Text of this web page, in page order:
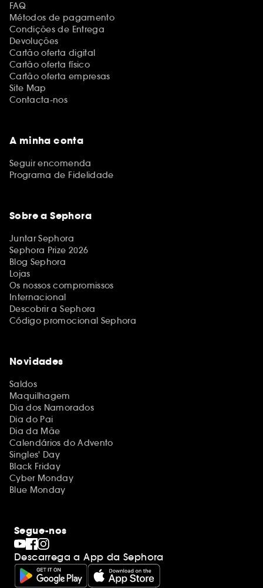
FAQ
Métodos de pagamento
Condições de Entrega
Devoluções
Cartão oferta digital
Cartão oferta físico
Cartão oferta empresas
Site Map
Contacta-nos
A minha conta
Seguir encomenda
Programa de Fidelidade
Sobre a Sephora
Juntar Sephora
Sephora Prize 2026
Blog Sephora
Lojas
Os nossos compromissos
Internacional
Descobrir a Sephora
Código promocional Sephora
Novidades
Saldos
Maquilhagem
Dia dos Namorados
Dia do Pai
Dia da Mãe
Calendários do Advento
Singles' Day
Black Friday
Cyber Monday
Blue Monday
Segue-nos
Descarrega a App da Sephora